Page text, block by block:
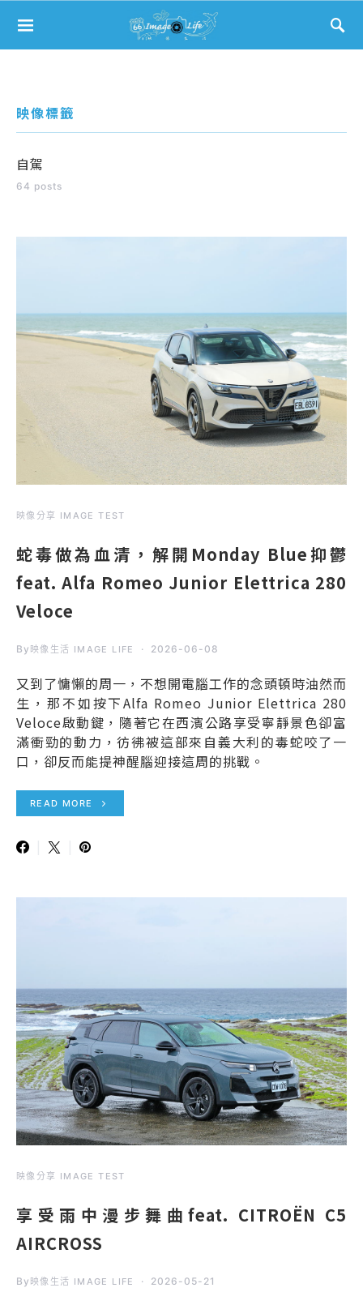
Search for:
映像標籤
自駕
64 posts
映像分享 IMAGE TEST
蛇毒做為血清，解開Monday Blue抑鬱
feat. Alfa Romeo Junior Elettrica 280
Veloce
By 映像生活 IMAGE LIFE 2026-06-08
又到了慵懶的周一，不想開電腦工作的念頭頓時油然而
生，那不如按下Alfa Romeo Junior Elettrica 280
Veloce啟動鍵，隨著它在西濱公路享受寧靜景色卻富
滿衝勁的動力，彷彿被這部來自義大利的毒蛇咬了一
口，卻反而能提神醒腦迎接這周的挑戰。
READ MORE
映像分享 IMAGE TEST
享受雨中漫步舞曲feat. CITROËN C5
AIRCROSS
By 映像生活 IMAGE LIFE 2026-05-21